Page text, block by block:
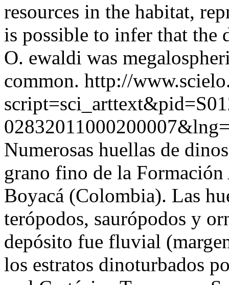
resources in the habitat,
is possible to infer that the
O. ewaldi was
common. http://
Numerosas huellas de
grano fino de la
Boyacá (Colombia). Las
terópodos, saurópodos y
depósito fue fluvial
los estratos dinoturbados